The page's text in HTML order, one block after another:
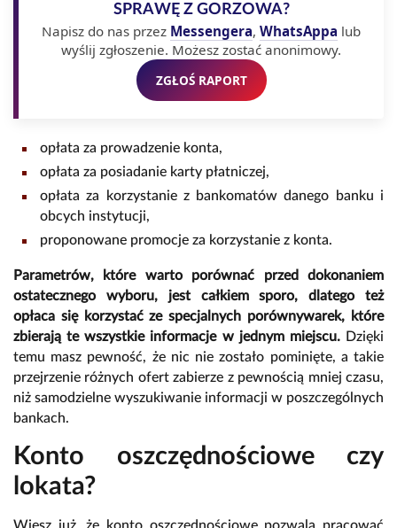
SPRAWĘ Z GORZOWA?
Napisz do nas przez Messengera, WhatsAppa lub
wyślij zgłoszenie. Możesz zostać anonimowy.
ZGŁOŚ RAPORT
opłata za prowadzenie konta,
opłata za posiadanie karty płatniczej,
opłata za korzystanie z bankomatów danego banku i
obcych instytucji,
proponowane promocje za korzystanie z konta.
Parametrów, które warto porównać przed dokonaniem
ostatecznego wyboru, jest całkiem sporo, dlatego też
opłaca się korzystać ze specjalnych porównywarek, które
zbierają te wszystkie informacje w jednym miejscu.Dzięki
temu masz pewność, że nic nie zostało pominięte, a takie
przejrzenie różnych ofert zabierze z pewnością mniej czasu,
niż samodzielne wyszukiwanie informacji w poszczególnych
bankach.
Konto oszczędnościowe czy
lokata?